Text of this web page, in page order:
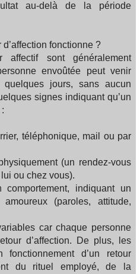
au-delà de la période
fonctionne ?
affectif sont généralement
envoûtée peut venir
jours, sans aucun
signes indiquant qu’un
téléphonique, mail ou par
(un rendez-vous
ou chez vous).
indiquant un
(paroles, attitude,
car chaque personne
d’affection. De plus, les
d’un retour
du rituel employé, de la